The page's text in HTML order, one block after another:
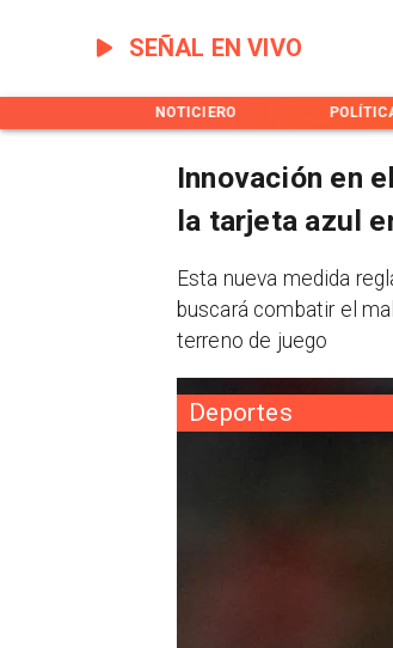
SEÑAL EN VIVO
NOTICIERO
Deportes
Innovación en
la tarjeta azul
Esta nueva medida
buscará combatir el
terreno de juego